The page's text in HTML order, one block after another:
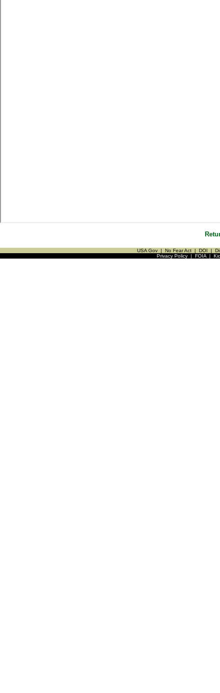
USA Gov | No Fear Act | DOI |
Privacy Policy| FOIA|